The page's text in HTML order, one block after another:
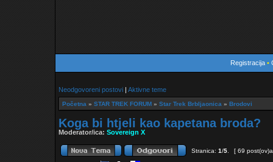
Registracija•
Neodgovoreni postovi | Aktivne teme
Početna » STAR TREK FORUM » Star Trek Brbljaonica » Brodovi
Koga bi htjeli kao kapetana broda?
Moderator/ica: Sovereign X
Stranica: 1/5 [ 69